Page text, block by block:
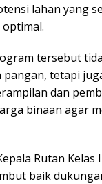
lahan yang
tersebut
pangan, tetapi
dan
binaan agar
Rutan Kelas
baik